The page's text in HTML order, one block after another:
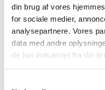
din brug af vores
for sociale medier,
analysepartnere. Vores
data med andre
de har indsamlet fra din
Voksnes
nordisk
I en ny publikation fra